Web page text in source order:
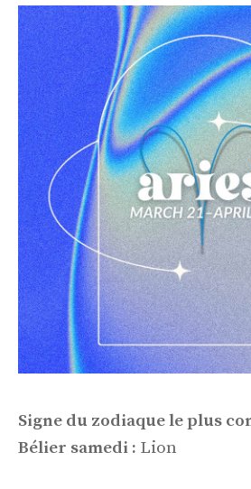
Signe du zodiaque le plus
Bélier samedi : Lion